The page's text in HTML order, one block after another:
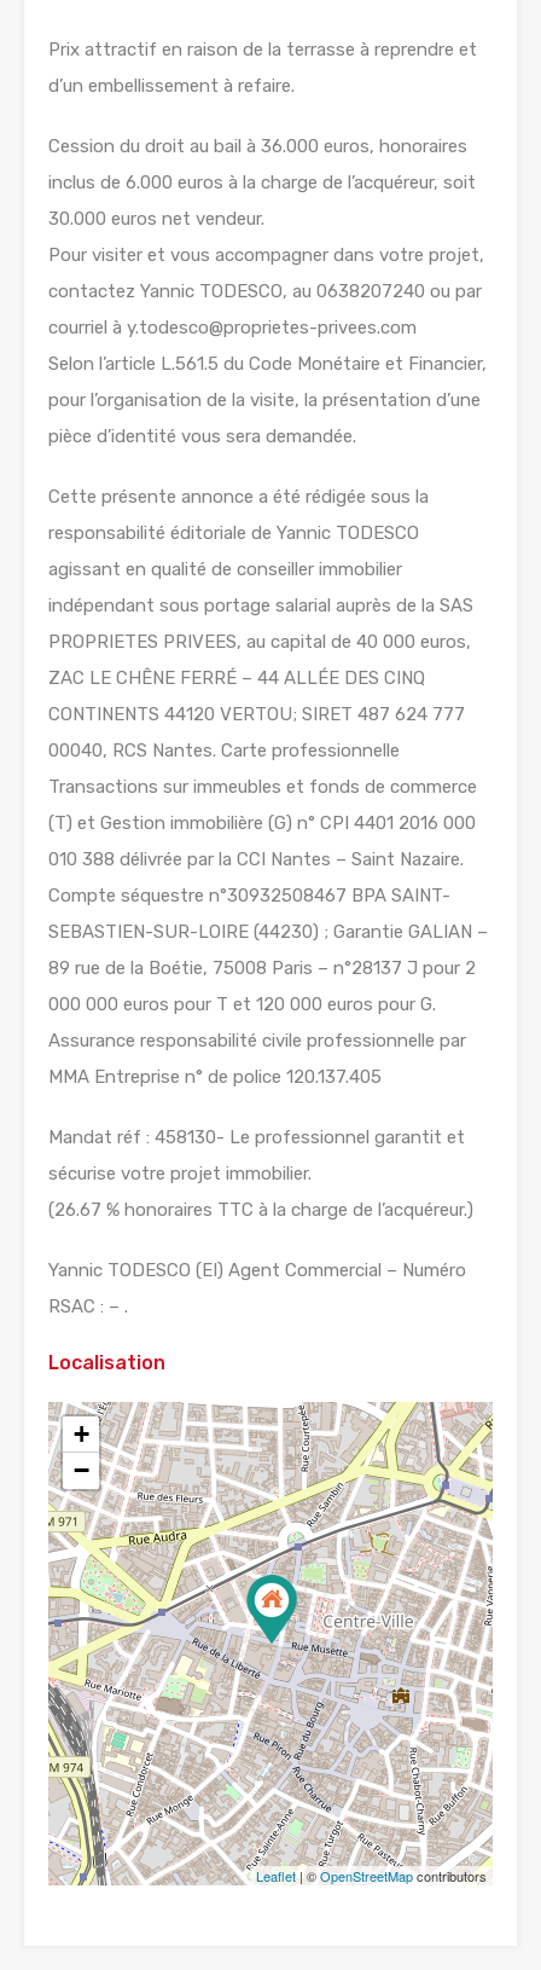
Prix attractif en raison de la terrasse à reprendre et
d’un embellissement à refaire.
Cession du droit au bail à 36.000 euros, honoraires
inclus de 6.000 euros à la charge de l’acquéreur, soit
30.000 euros net vendeur.
Pour visiter et vous accompagner dans votre projet,
contactez Yannic TODESCO, au 0638207240 ou par
courriel à y.todesco@proprietes-privees.com
Selon l’article L.561.5 du Code Monétaire et Financier,
pour l’organisation de la visite, la présentation d’une
pièce d’identité vous sera demandée.
Cette présente annonce a été rédigée sous la
responsabilité éditoriale de Yannic TODESCO
agissant en qualité de conseiller immobilier
indépendant sous portage salarial auprès de la SAS
PROPRIETES PRIVEES, au capital de 40 000 euros,
ZAC LE CHÊNE FERRÉ – 44 ALLÉE DES CINQ
CONTINENTS 44120 VERTOU; SIRET 487 624 777
00040, RCS Nantes. Carte professionnelle
Transactions sur immeubles et fonds de commerce
(T) et Gestion immobilière (G) n° CPI 4401 2016 000
010 388 délivrée par la CCI Nantes – Saint Nazaire.
Compte séquestre n°30932508467 BPA SAINT-
SEBASTIEN-SUR-LOIRE (44230) ; Garantie GALIAN –
89 rue de la Boétie, 75008 Paris – n°28137 J pour 2
000 000 euros pour T et 120 000 euros pour G.
Assurance responsabilité civile professionnelle par
MMA Entreprise n° de police 120.137.405
Mandat réf : 458130- Le professionnel garantit et
sécurise votre projet immobilier.
(26.67 % honoraires TTC à la charge de l’acquéreur.)
Yannic TODESCO (EI) Agent Commercial – Numéro
RSAC : – .
Localisation
+
−
Leaflet | ©OpenStreetMapcontributors